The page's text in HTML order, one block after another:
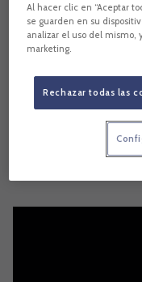
Al hacer clic en “Aceptar
se guarden en su
analizar el uso del mismo,
marketing.
Rechazar todas las